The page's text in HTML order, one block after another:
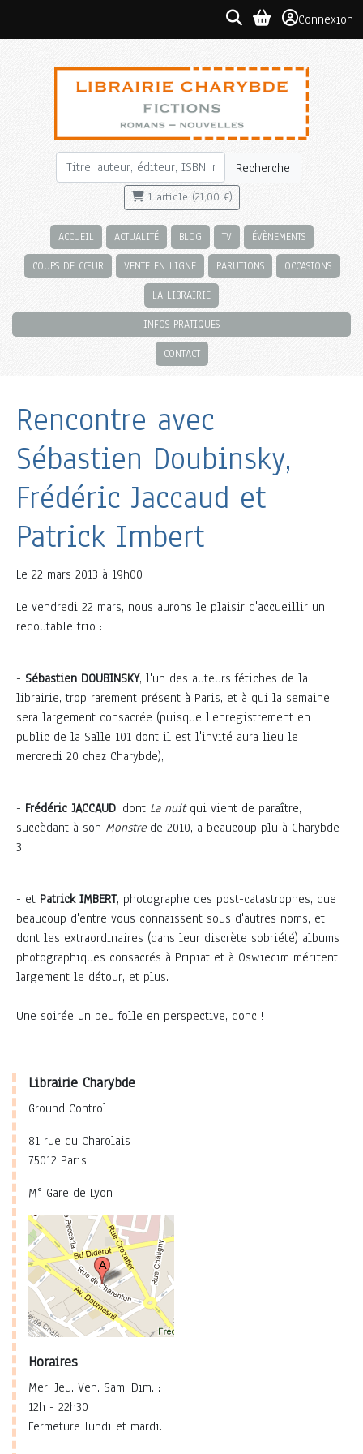
Connexion
Recherche
1 article (21,00 €)
ACCUEIL ACTUALITÉ BLOG TV ÉVÈNEMENTS
COUPS DE CŒUR VENTE EN LIGNE PARUTIONS OCCASIONS
LA LIBRAIRIE
INFOS PRATIQUES
CONTACT
Rencontre avec
Sébastien Doubinsky,
Frédéric Jaccaud et
Patrick Imbert
Le 22 mars 2013 à 19h00
Le vendredi 22 mars, nous aurons le plaisir d'accueillir un
redoutable trio :
- Sébastien DOUBINSKY, l'un des auteurs fétiches de la
librairie, trop rarement présent à Paris, et à qui la semaine
sera largement consacrée (puisque l'enregistrement en
public de la Salle 101 dont il est l'invité aura lieu le
mercredi 20 chez Charybde),
- Frédéric JACCAUD, dont La nuitqui vient de paraître,
succèdant à son Monstrede 2010, a beaucoup plu à Charybde
3,
- et Patrick IMBERT, photographe des post-catastrophes, que
beaucoup d'entre vous connaissent sous d'autres noms, et
dont les extraordinaires (dans leur discrète sobriété) albums
photographiques consacrés à Pripiat et à Oswiecim méritent
largement le détour, et plus.
Une soirée un peu folle en perspective, donc !
Librairie Charybde
Ground Control
81 rue du Charolais
75012 Paris
M° Gare de Lyon
Horaires
Mer. Jeu. Ven. Sam. Dim. :
12h - 22h30
Fermeture lundi et mardi.